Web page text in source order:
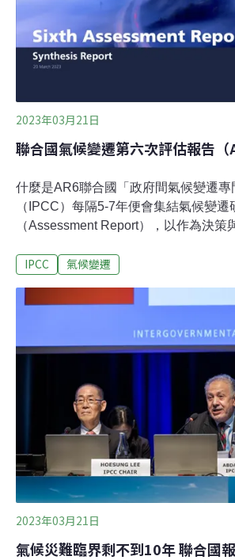
升溫控制在1.5℃以內。台灣科技媒體
國內專家解析該報告，中央研究院環變
專題中心執行長許晃雄指出，1.5℃的
態」。眼前已不只是暖化危機，而是「
2023年03月21日
聯合國氣候變遷第六次評估報告（
什麼是AR6聯合國「政府間氣候變遷專
（IPCC）每隔5-7年便會集結氣候變
（Assessment Report），以作為決策
2007年、2014年發布五次評估報告。
包含四冊報告，於2023年發布完結。
report）：最新發布（2023/3）的總結
性？AR6報告警告，全球暖化逐步靠近
界點，再不積極採取立即行動，勢必迎
報告雖未提出新研究，但彙整了數千
「決策者摘要」更是全球氣候行動的重
IPCC 氣候變遷
2023年03月21日
氣候災難臨界剩不到10年 聯合國